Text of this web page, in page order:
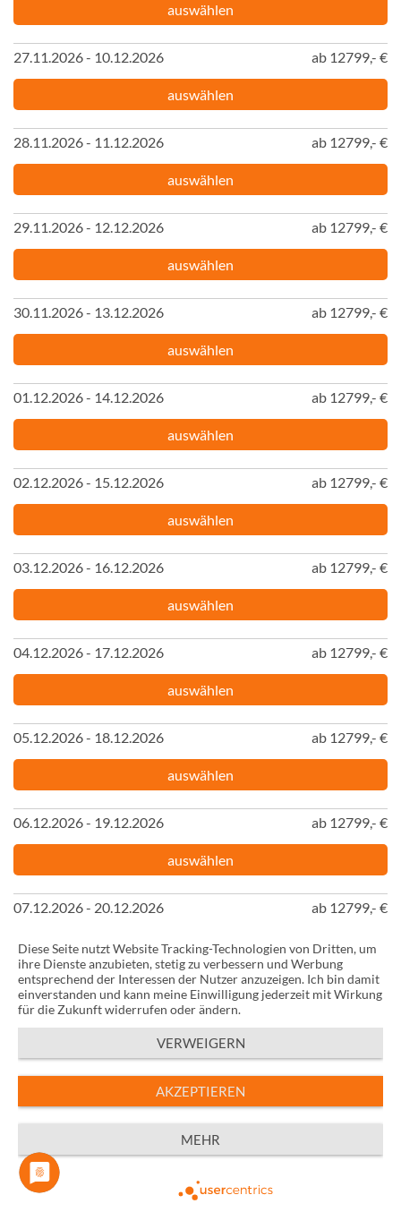
auswählen
27.11.2026 - 10.12.2026 ab 12799,- €
auswählen
28.11.2026 - 11.12.2026 ab 12799,- €
auswählen
29.11.2026 - 12.12.2026 ab 12799,- €
auswählen
30.11.2026 - 13.12.2026 ab 12799,- €
auswählen
01.12.2026 - 14.12.2026 ab 12799,- €
auswählen
02.12.2026 - 15.12.2026 ab 12799,- €
auswählen
03.12.2026 - 16.12.2026 ab 12799,- €
auswählen
04.12.2026 - 17.12.2026 ab 12799,- €
auswählen
05.12.2026 - 18.12.2026 ab 12799,- €
auswählen
06.12.2026 - 19.12.2026 ab 12799,- €
auswählen
07.12.2026 - 20.12.2026 ab 12799,- €
auswählen
08.12.2026 - 21.12.2026 ab 12799,- €
auswählen
09.12.2026 - 22.12.2026 ab 12799,- €
auswählen
10.12.2026 - 23.12.2026 ab 12799,- €
auswählen
Diese Seite nutzt Website Tracking-Technologien von Dritten, um
ihre Dienste anzubieten, stetig zu verbessern und Werbung
entsprechend der Interessen der Nutzer anzuzeigen. Ich bin damit
einverstanden und kann meine Einwilligung jederzeit mit Wirkung
für die Zukunft widerrufen oder ändern.
VERWEIGERN
AKZEPTIEREN
MEHR